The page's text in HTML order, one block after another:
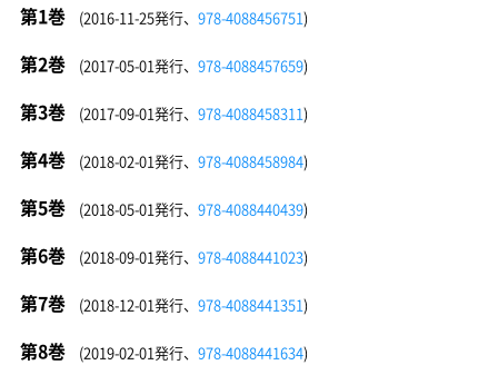
第1巻 (2016-11-25発行、 978-4088456751)
第2巻 (2017-05-01発行、 978-4088457659)
第3巻 (2017-09-01発行、 978-4088458311)
第4巻 (2018-02-01発行、 978-4088458984)
第5巻 (2018-05-01発行、 978-4088440439)
第6巻 (2018-09-01発行、 978-4088441023)
第7巻 (2018-12-01発行、 978-4088441351)
第8巻 (2019-02-01発行、 978-4088441634)